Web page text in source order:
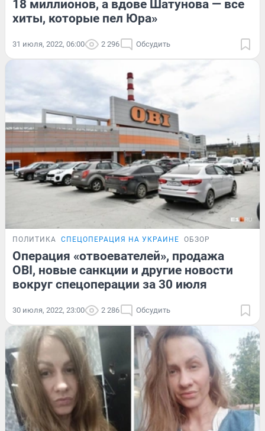
18 миллионов, а вдове Шатунова — все
хиты, которые пел Юра»
31 июля, 2022, 06:00 2 296 Обсудить
ПОЛИТИКА СПЕЦОПЕРАЦИЯ НА УКРАИНЕ ОБЗОР
Операция «отвоевателей», продажа
OBI, новые санкции и другие новости
вокруг спецоперации за 30 июля
30 июля, 2022, 23:00 2 286 Обсудить